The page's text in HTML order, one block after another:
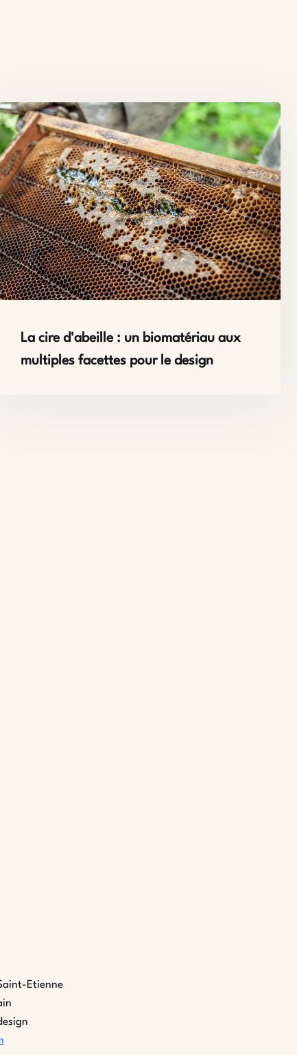
La cire d'abeille : un biomatériau aux
multiples facettes pour le design
Etienne